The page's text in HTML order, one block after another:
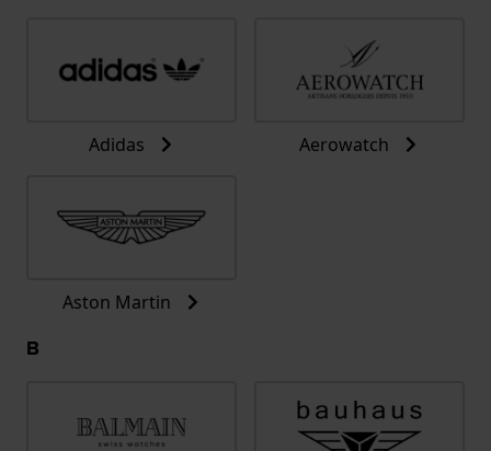
Adidas Aerowatch
Aston Martin
B